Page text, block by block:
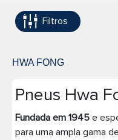
Pneus
Pneus de moto
Marcas
Oficinas de Pneus
Ajuda
Filtros
HWA FONG
Pneus Hwa
Fundada em 1945e
para uma ampla gama